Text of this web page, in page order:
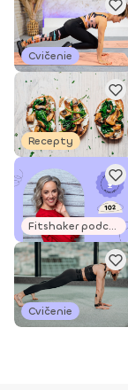
Cvičenie
Recepty
Fitshaker podcasty
Cvičenie